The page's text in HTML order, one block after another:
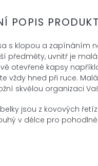
POPIS
s klopou a zapínáním
předměty, uvnitř je
otevřené kapsy
vždy hned při ruce.
skvělou organizaci
jsou z kovových
v délce pro